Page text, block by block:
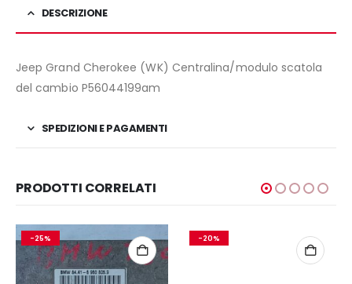
DESCRIZIONE
Jeep Grand Cherokee (WK) Centralina/modulo scatola
del cambio P56044199am
SPEDIZIONI E PAGAMENTI
PRODOTTI CORRELATI
-25% -20%